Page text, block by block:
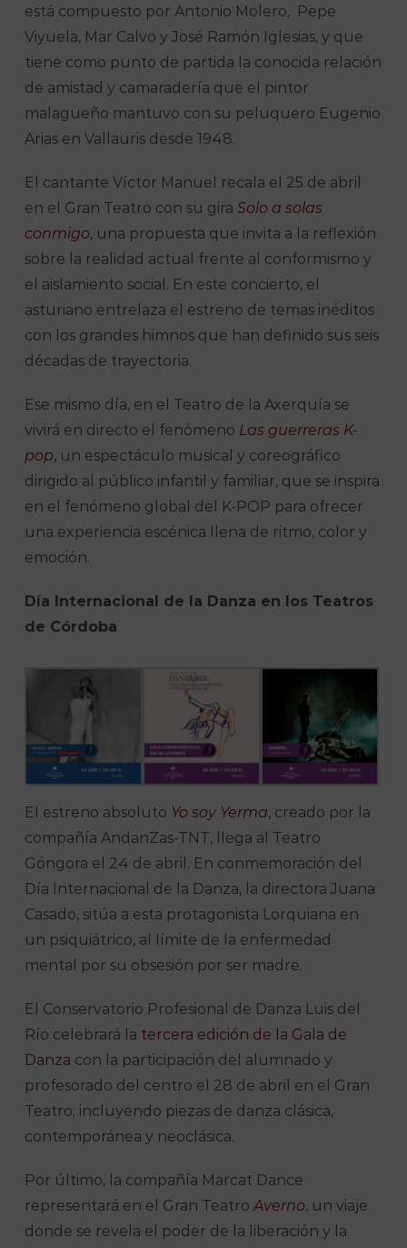
está compuesto por Antonio Molero, Pepe
Viyuela, Mar Calvo y José Ramón Iglesias, y que
tiene como punto de partida la conocida relación
de amistad y camaradería que el pintor
malagueño mantuvo con su peluquero Eugenio
Arias en Vallauris desde 1948.
El cantante Víctor Manuel recala el 25 de abril
en el Gran Teatro con su giraSolo a solas
conmigo, una propuesta que invita a la reflexión
sobre la realidad actual frente al conformismo y
el aislamiento social. En este concierto, el
asturiano entrelaza el estreno de temas inéditos
con los grandes himnos que han definido sus seis
décadas de trayectoria.
Ese mismo día, en el Teatro de la Axerquía se
vivirá en directo el fenómeno Las guerreras K-
pop, un espectáculo musical y coreográfico
dirigido al público infantil y familiar, que se inspira
en el fenómeno global del K-POP para ofrecer
una experiencia escénica llena de ritmo, color y
emoción.
Día Internacional de la Danza en los Teatros
de Córdoba
El estreno absoluto Yo soy Yerma, creado por la
compañía AndanZas-TNT, llega al Teatro
Góngora el 24 de abril. En conmemoración del
Día Internacional de la Danza, la directora Juana
Casado, sitúa a esta protagonista Lorquiana en
un psiquiátrico, al límite de la enfermedad
mental por su obsesión por ser madre.
El Conservatorio Profesional de Danza Luis del
Río celebrará la tercera edición de la Gala de
Danza con la participación del alumnado y
profesorado del centro el 28 de abril en el Gran
Teatro; incluyendo piezas de danza clásica,
contemporánea y neoclásica.
Por último, la compañía Marcat Dance
representará en el Gran TeatroAverno, un viaje
donde se revela el poder de la liberación y la